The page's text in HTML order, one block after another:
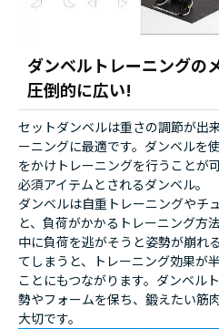
ダンベルトレーニングの
圧倒的に広い!
セットダンベルは重さの調節が出
ーニングに最適です。ダンベルを
をかけトレーニングを行うことが
必須アイテムとされるダンベル。
ダンベルは自重トレーニングやチ
と、負荷がかかるトレーニング方
中に負荷を逃がそうと姿勢が崩れ
てしまうと、トレーニング効果が
ことにもつながります。ダンベル
勢やフォームを保ち、鍛えたい筋
大切です。